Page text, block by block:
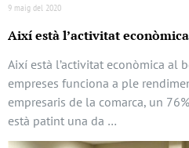
9 maig del 2020
Així està l’activitat
Així està l’activitat econòmica al
empreses funciona a ple
empresaris de la comarca, un
està patint una da …